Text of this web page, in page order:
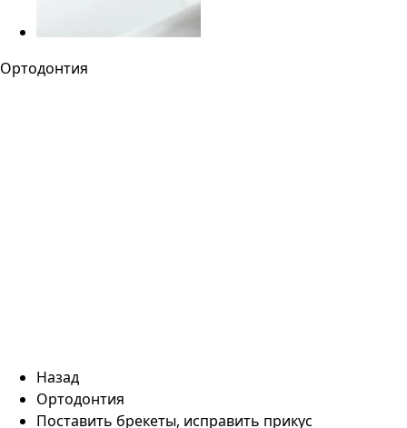
Ортодонтия
Назад
Ортодонтия
Поставить брекеты, исправить прикус